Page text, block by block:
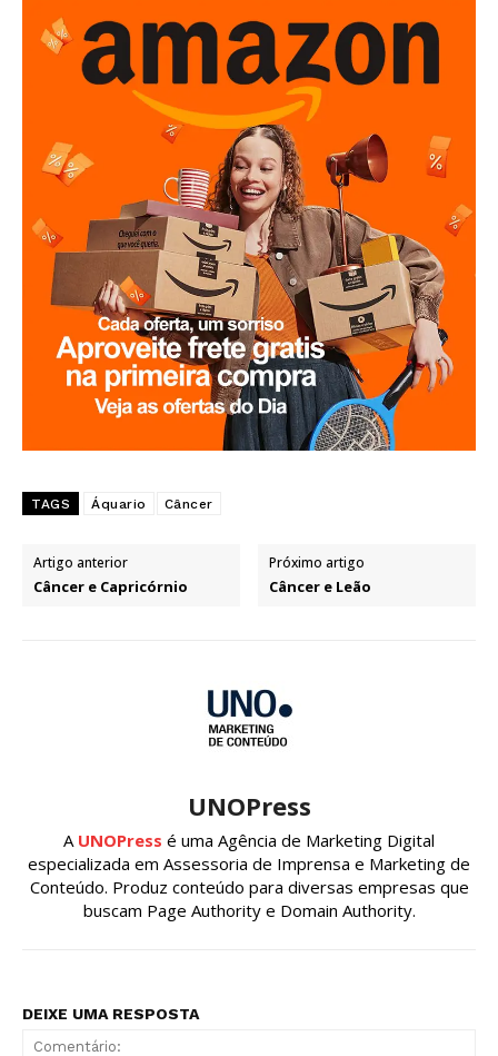
TAGS Áquario Câncer
Artigo anterior
Câncer e Capricórnio
Próximo artigo
Câncer e Leão
UNOPress
A UNOPress é uma Agência de Marketing Digital
especializada em Assessoria de Imprensa e Marketing de
Conteúdo. Produz conteúdo para diversas empresas que
buscam Page Authority e Domain Authority.
DEIXE UMA RESPOSTA